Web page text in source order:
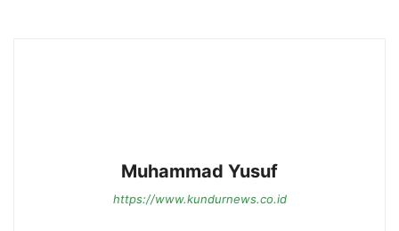
Muhammad Yusuf
https://www.kundurnews.co.id